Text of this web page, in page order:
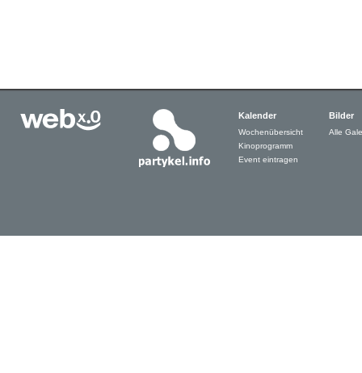
Kalender
Wochenübersicht
Kinoprogramm
Event eintragen
Bilder
Alle